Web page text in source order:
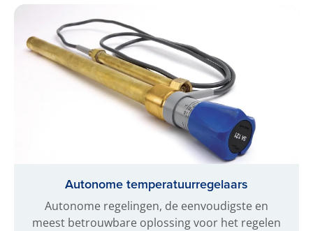
Autonome temperatuurregelaars
Autonome regelingen, de eenvoudigste en
meest betrouwbare oplossing voor het regelen